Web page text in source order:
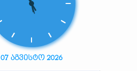
07 აგვისტო 2026